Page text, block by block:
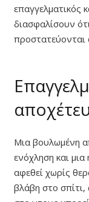
επαγγελματικός
διασφαλίσουν
Μια βουλωμένη
ενόχληση και
αφεθεί χωρίς
βλάβη στο